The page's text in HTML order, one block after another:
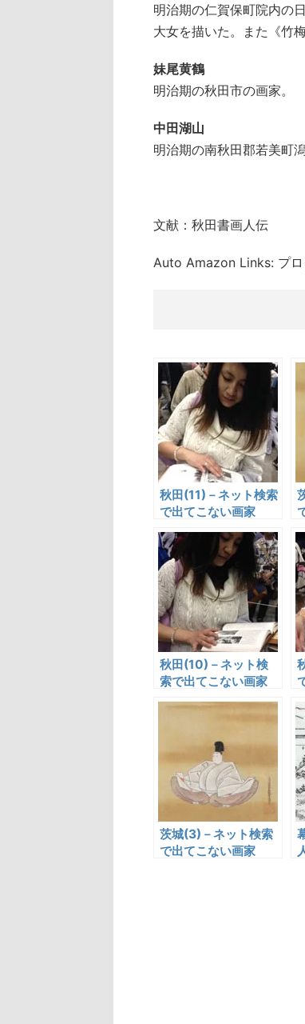
明治期の仁賀保町院内の
大女を描いた。また《竹
妹尾黄鶴
明治期の秋田市の画家。
中田湖山
明治期の南秋田郡若美町
文献：秋田書画人伝
Auto Amazon Links: プロ
秋田(11)－ネット検索
で出てこない画家
秋田(10)－ネット検
索で出てこない画家
茨城(3)－ネット検索
で出てこない画家